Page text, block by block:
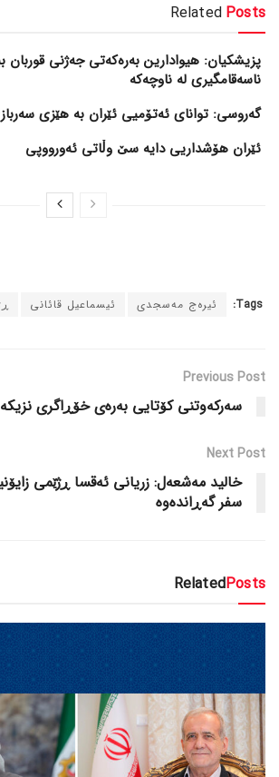
Related Posts
پزیشکیان: هیوادارین بەرەکەتی جەژنی
ناسەقامگیری لە ناوچەکە
گەروسی: توانای ئەتۆمیی ئێران بە هێزی
ئێران هۆشداریی دایە سێ وڵاتی ئەورووپی
Tags: ئیرەج مەسجدی ئیسماعیل قائانی
Previous Post
سەرکەوتنی کۆتایی بەرەی خۆڕاگری نزیکە
Next Post
خالید مەشعەل: زریانی ئەقسا ڕژێمی
سفر گەڕاندەوە
RelatedPosts